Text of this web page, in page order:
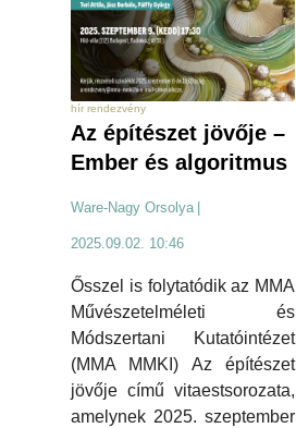
hír rendezvény
Az építészet jövője –
Ember és algoritmus
Ware-Nagy Orsolya
2025.09.02. 10:46
Ősszel is folytatódik az MMA
Művészetelméleti és
Módszertani Kutatóintézet
(MMA MMKI) Az építészet
jövője című vitaestsorozata,
amelynek 2025. szeptember